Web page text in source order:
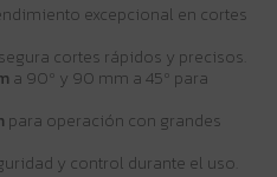
excepcional en cortes
cortes rápidos y precisos.
a 90º y 90 mm a 45º para
para operación con grandes
y control durante el uso.